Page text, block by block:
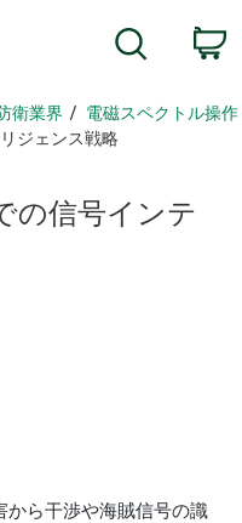
衛業界
電磁スペクトル操作
ジェンス戦略
の信号インテ
から干渉や海賊信号の識